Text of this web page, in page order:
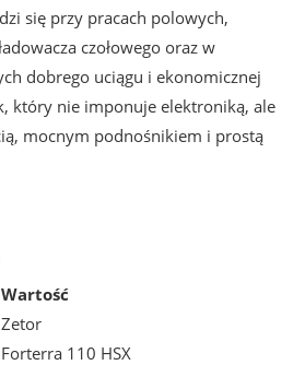
się przy pracach polowych,
czołowego oraz w
dobrego uciągu i ekonomicznej
który nie imponuje elektroniką, ale
mocnym podnośnikiem i prostą
Wartość
Zetor
Forterra 110 HSX